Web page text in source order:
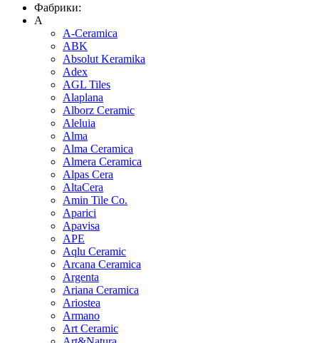
Фабрики:
A
A-Ceramica
ABK
Absolut Keramika
Adex
AGL Tiles
Alaplana
Alborz Ceramic
Aleluia
Alma
Alma Ceramica
Almera Ceramica
Alpas Cera
AltaCera
Amin Tile Co.
Aparici
Apavisa
APE
Aqlu Ceramic
Arcana Ceramica
Argenta
Ariana Ceramica
Ariostea
Armano
Art Ceramic